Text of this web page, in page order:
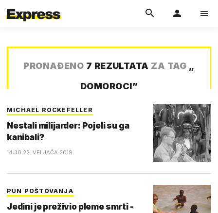
PRONAĐENO 7 REZULTATA ZA TAG „
DOMOROCI”
MICHAEL ROCKEFELLER
Nestali milijarder: Pojeli su ga
kanibali?
14:30 22. VELJAČA 2019.
PUN POŠTOVANJA
Jedini je preživio pleme smrti -